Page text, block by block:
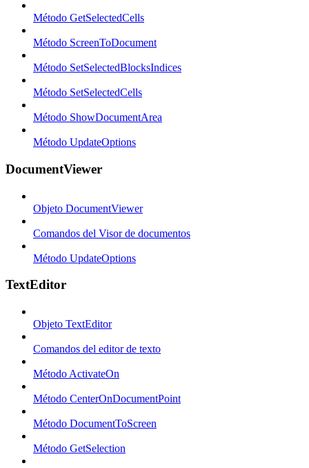
Método GetSelectedCells
Método ScreenToDocument
Método SetSelectedBlocksIndices
Método SetSelectedCells
Método ShowDocumentArea
Método UpdateOptions
DocumentViewer
Objeto DocumentViewer
Comandos del Visor de documentos
Método UpdateOptions
TextEditor
Objeto TextEditor
Comandos del editor de texto
Método ActivateOn
Método CenterOnDocumentPoint
Método DocumentToScreen
Método GetSelection